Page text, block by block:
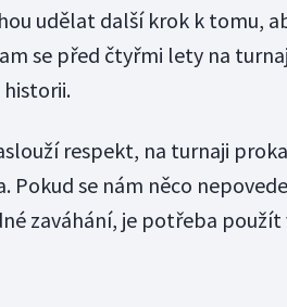
udělat další krok k tomu,
se před čtyřmi lety na
respekt, na turnaji
Pokud se nám něco
zaváhání, je potřeba